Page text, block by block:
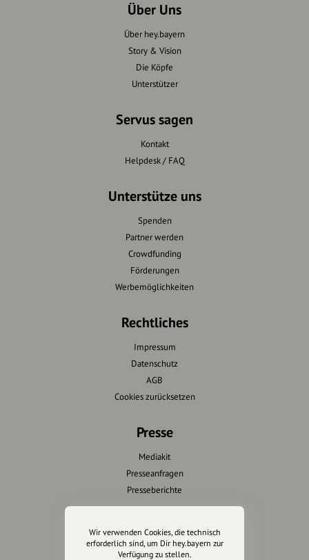
Über Uns
Über hey.bayern
Story & Vision
Die Köpfe
Unterstützer
Servus sagen
Kontakt
Helpdesk / FAQ
Unterstütze uns
Spenden
Partner werden
Crowdfunding
Förderungen
Werbemöglichkeiten
Rechtliches
Impressum
Datenschutz
AGB
Cookies zurücksetzen
Presse
Mediakit
Presseanfragen
Presseberichte
Wir unterstützen Euch
Fotografie & mehr
Wir verwenden Cookies, die technisch
erforderlich sind, um Dir hey.bayern zur
Verfügung zu stellen.